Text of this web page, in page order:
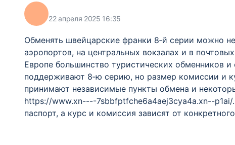
22 апреля 2025 16:35
Обменять швейцарские франки 8‑й серии можно
аэропортов, на центральных вокзалах и в
Европе большинство туристических обменников
поддерживают 8‑ю серию, но размер комиссии и
принимают независимые пункты обмена и
https://www.xn----7sbbfptfche6a4aej3cya4a.xn--
паспорт, а курс и комиссия зависят от